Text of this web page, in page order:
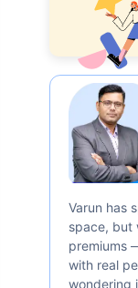
Varun has
space, but
premiums
with real
wondering